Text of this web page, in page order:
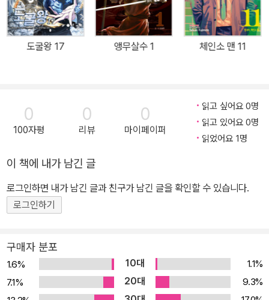
도굴왕 17 앵무살수 1 체인소 맨 11
0
100자평
0
리뷰
0
마이페이퍼
읽고 싶어요 0명
읽고 있어요 0명
읽었어요 1명
이 책에 내가 남긴 글
로그인하면 내가 남긴 글과 친구가 남긴 글을 확인할 수 있습니다.
로그인하기
구매자 분포
1.6% 10대
1.1%
7.1%
20대
9.3%